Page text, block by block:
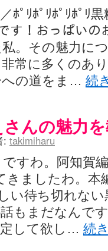
ﾎﾟﾘﾎﾟﾘﾎﾟﾘﾎﾟﾘ
す！おっぱい
。その魅力に
常に多くのあ
への道をま… 続
んの魅力
: takimiharu
すわ。阿知賀
きましたわ。本
い待ち切れな
もまだなんで
して欲し… 続